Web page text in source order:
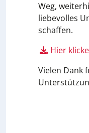
Weg,
liebevolles
schaffen.
Hier
Vielen Dank